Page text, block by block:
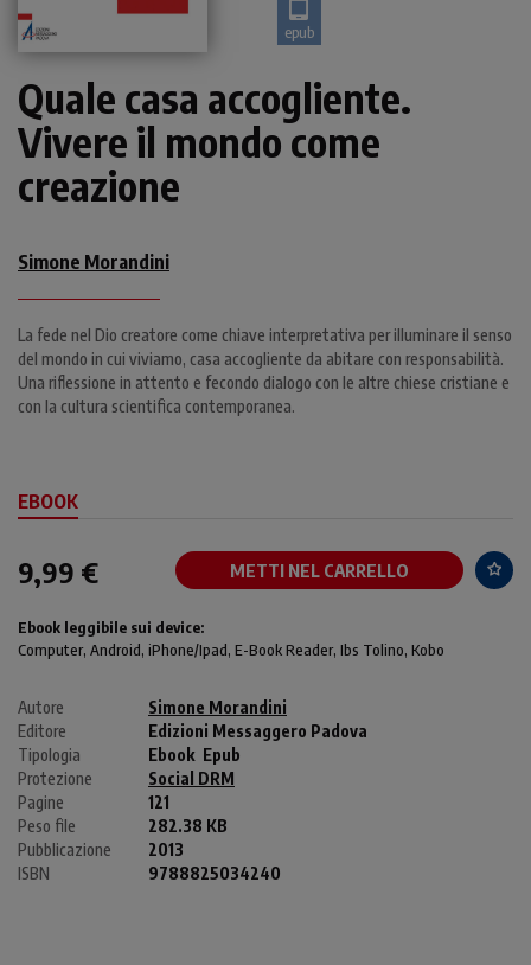
epub
Quale casa accogliente.
Vivere il mondo come
creazione
Simone Morandini
La fede nel Dio creatore come chiave interpretativa per illuminare il senso
del mondo in cui viviamo, casa accogliente da abitare con responsabilità.
Una riflessione in attento e fecondo dialogo con le altre chiese cristiane e
con la cultura scientifica contemporanea.
EBOOK
9,99 € METTI NEL CARRELLO
Ebook leggibile sui device:
Computer, Android, iPhone/Ipad, E-Book Reader, Ibs Tolino, Kobo
Autore
Simone Morandini
Editore
Edizioni Messaggero Padova
Tipologia
Ebook Epub
Protezione
Social DRM
Pagine
121
Peso file
282.38 KB
Pubblicazione
2013
ISBN
9788825034240